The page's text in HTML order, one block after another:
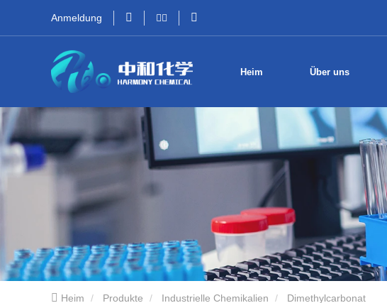
Anmeldung
Heim Über uns
Heim Produkte Industrielle Chemikalien Dimethylcarbonat